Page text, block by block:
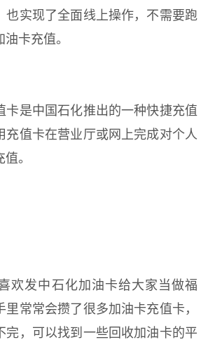
也实现了全面线上操作，不需要跑
卡充值。
是中国石化推出的一种快捷充值
充值卡在营业厅或网上完成对个人
。
发中石化加油卡给大家当做福
常常会攒了很多加油卡充值卡，
完，可以找到一些回收加油卡的平